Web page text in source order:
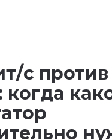
с против